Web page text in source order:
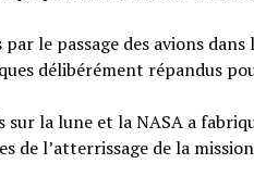
le passage des avions dans
délibérément répandus
sur la lune et la NASA a
de l’atterrissage de la mission